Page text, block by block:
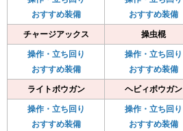
おすすめ装備
おすすめ装備
チャージアックス
操虫棍
操作・立ち回り
おすすめ装備
操作・立ち回り
おすすめ装備
ライトボウガン
ヘビィボウガン
操作・立ち回り
おすすめ装備
操作・立ち回り
おすすめ装備